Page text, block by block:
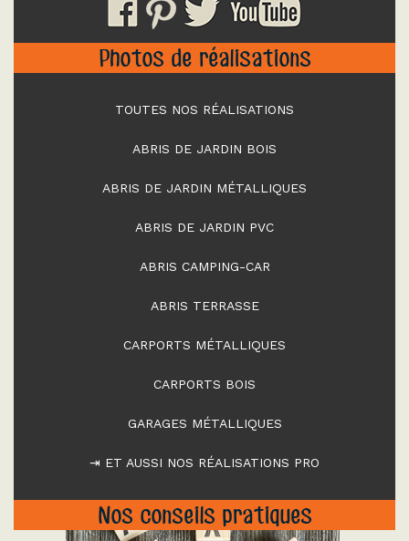
Photos de réalisations
TOUTES NOS RÉALISATIONS
ABRIS DE JARDIN BOIS
ABRIS DE JARDIN MÉTALLIQUES
ABRIS DE JARDIN PVC
ABRIS CAMPING-CAR
ABRIS TERRASSE
CARPORTS MÉTALLIQUES
CARPORTS BOIS
GARAGES MÉTALLIQUES
⇥ ET AUSSI NOS RÉALISATIONS PRO
Nos conseils pratiques